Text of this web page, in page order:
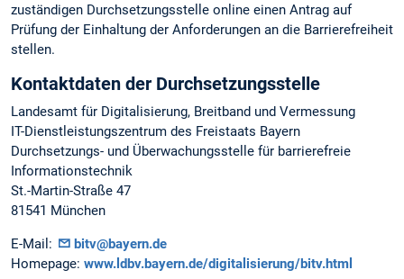
zuständigen Durchsetzungsstelle online einen Antrag auf
Prüfung der Einhaltung der Anforderungen an die Barrierefreiheit
stellen.
Kontaktdaten der Durchsetzungsstelle
Landesamt für Digitalisierung, Breitband und Vermessung
IT-Dienstleistungszentrum des Freistaats Bayern
Durchsetzungs- und Überwachungsstelle für barrierefreie
Informationstechnik
St.-Martin-Straße 47
81541 München
E-Mail:
bitv@bayern.de
Homepage: www.ldbv.bayern.de/digitalisierung/bitv.html